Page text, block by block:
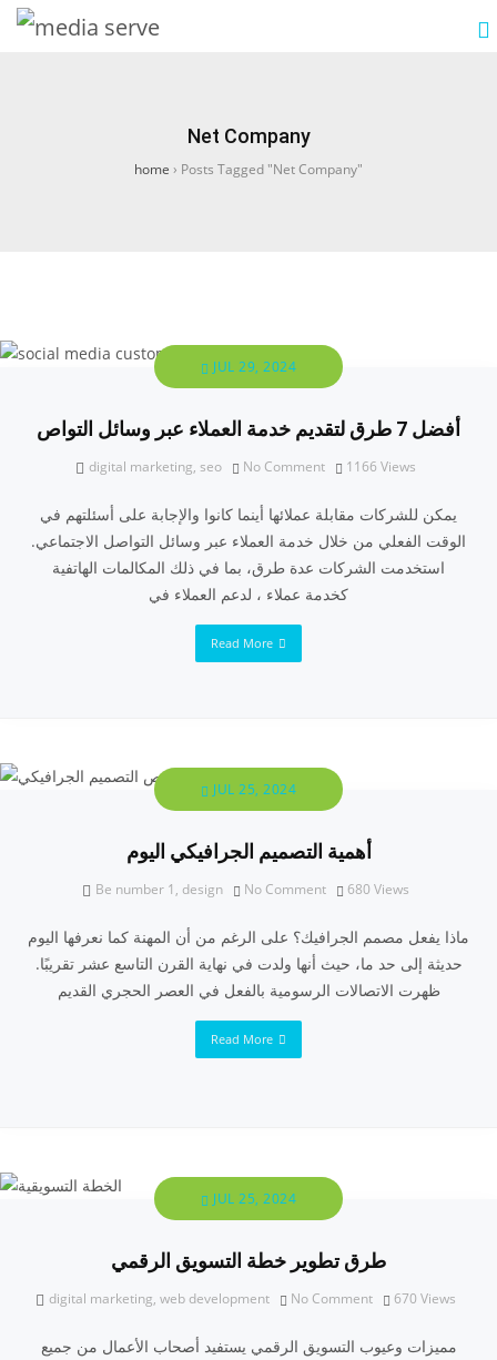
Net Company
home › Posts Tagged "Net Company"
JUL 29, 2024
أفضل 7 طرق لتقديم خدمة العملاء عبر وسائل التواص
digital marketing, seo No Comment 1166 Views
يمكن للشركات مقابلة عملائها أينما كانوا والإجابة على أسئلتهم في
الوقت الفعلي من خلال خدمة العملاء عبر وسائل التواصل الاجتماعي.
استخدمت الشركات عدة طرق، بما في ذلك المكالمات الهاتفية
كخدمة عملاء ، لدعم العملاء في
Read More
JUL 25, 2024
أهمية التصميم الجرافيكي اليوم
Be number 1 , design No Comment 680 Views
ماذا يفعل مصمم الجرافيك؟ على الرغم من أن المهنة كما نعرفها اليوم
حديثة إلى حد ما، حيث أنها ولدت في نهاية القرن التاسع عشر تقريبًا.
ظهرت الاتصالات الرسومية بالفعل في العصر الحجري القديم
Read More
JUL 25, 2024
طرق تطوير خطة التسويق الرقمي
digital marketing, web development No Comment 670 Views
مميزات وعيوب التسويق الرقمي يستفيد أصحاب الأعمال من جميع